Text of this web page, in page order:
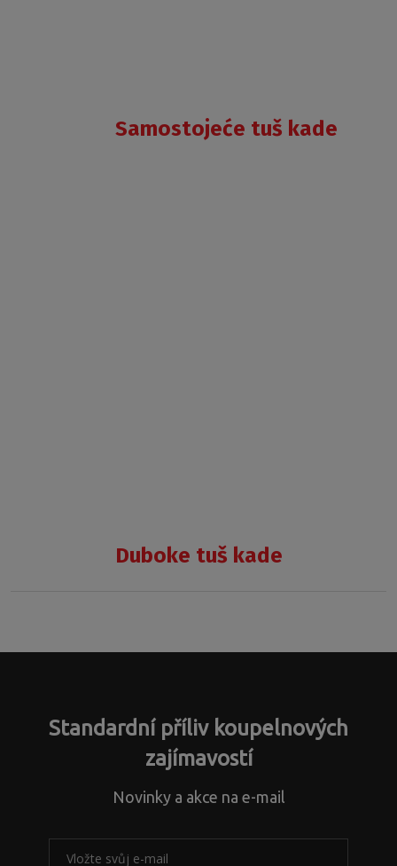
Samostojeće tuš kade
Duboke tuš kade
Standardní příliv koupelnových
zajímavostí
Novinky a akce na e-mail